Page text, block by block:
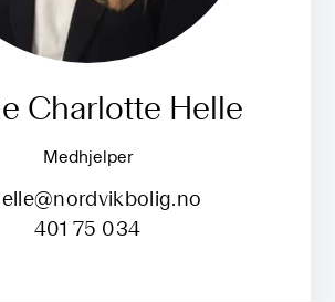
Charlotte Helle
Medhjelper
401 75 034